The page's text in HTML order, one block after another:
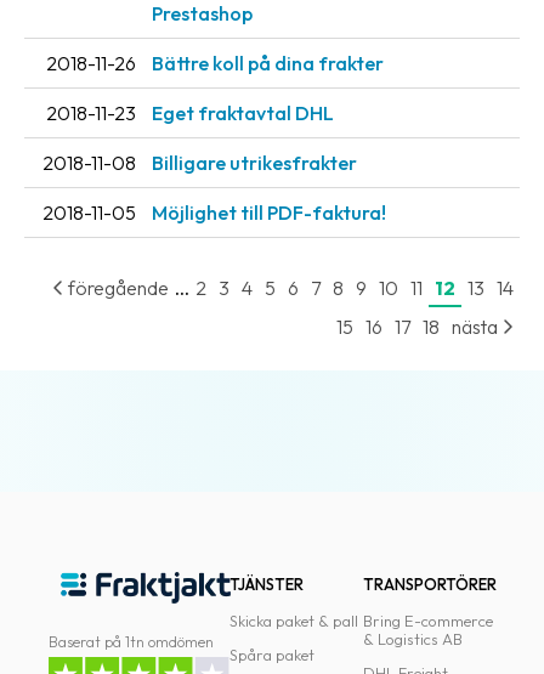
Prestashop
2018-11-26 Bättre koll på dina frakter
2018-11-23 Eget fraktavtal DHL
2018-11-08 Billigare utrikesfrakter
2018-11-05 Möjlighet till PDF-faktura!
föregående ... 2 3 4 5 6 7 8 9 10 11 12 13 14
15 16 17 18 nästa
Baserat på 1tn omdömen
TJÄNSTER
Skicka paket & pall
Spåra paket
TRANSPORTÖRER
Bring E-commerce
& Logistics AB